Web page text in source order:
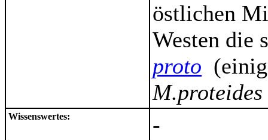
östlichen
Westen die
proto
Wissenswertes: -